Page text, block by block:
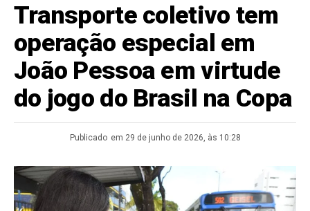
Transporte coletivo tem
operação especial em
João Pessoa em virtude
do jogo do Brasil na Copa
Publicado em 29 de junho de 2026, às 10:28